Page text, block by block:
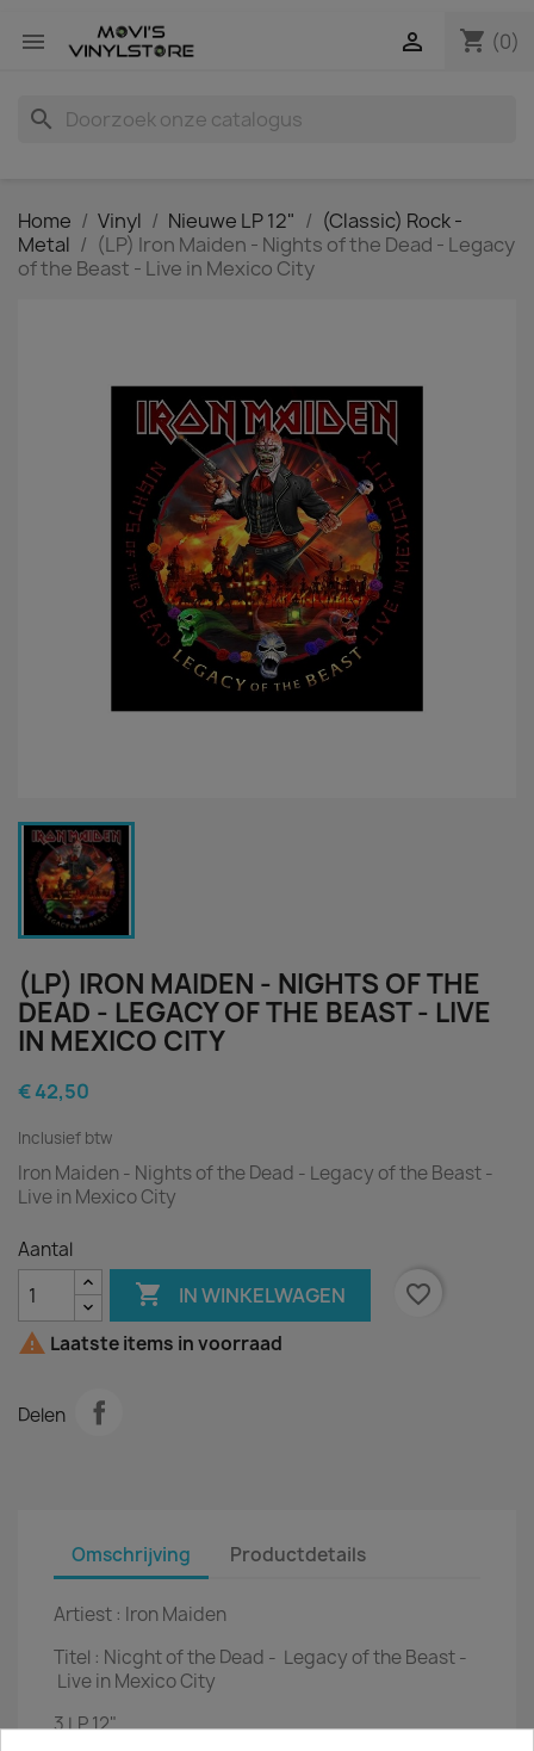
 shopping_cart (0)

search
Home Vinyl Nieuwe LP 12"
(Classic) Rock -
Metal
(LP) Iron Maiden - Nights of the Dead - Legacy
of the Beast - Live in Mexico City
(LP) IRON MAIDEN - NIGHTS OF THE
DEAD - LEGACY OF THE BEAST - LIVE
IN MEXICO CITY
€ 42,50
Inclusief btw
Iron Maiden - Nights of the Dead - Legacy of the Beast -
Live in Mexico City
Aantal
 IN WINKELWAGEN
favorite_border
 Laatste items in voorraad
Delen
Omschrijving Productdetails
Artiest : Iron Maiden
Titel : Nicght of the Dead - Legacy of the Beast -
Live in Mexico City
3 LP12"